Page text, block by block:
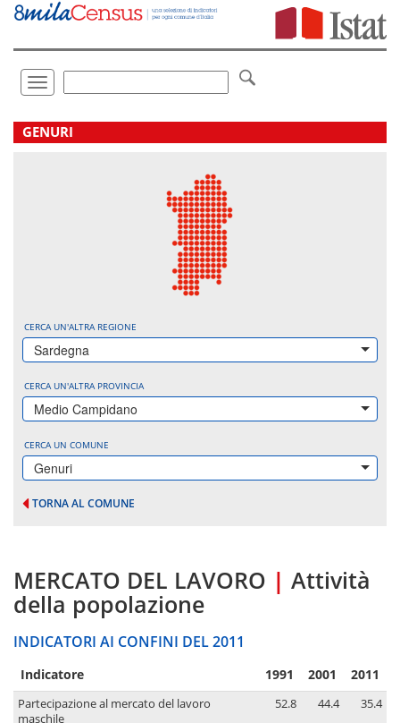
Vai
direttamente
Toggle
navigation
.
GENURI
CERCA UN'ALTRA REGIONE
Sardegna
CERCA UN'ALTRA PROVINCIA
Medio Campidano
CERCA UN COMUNE
Genuri
TORNA AL COMUNE
MERCATO DEL LAVORO | Attività
della popolazione
INDICATORI AI CONFINI DEL 2011
Indicatore 1991 2001 2011
Partecipazione al mercato del lavoro
maschile
52.8 44.4 35.4